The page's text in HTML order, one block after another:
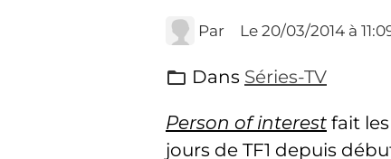
Par Le 20/03/2014 à
Dans Séries-TV
Person of interest fait
jours de TF1 depuis